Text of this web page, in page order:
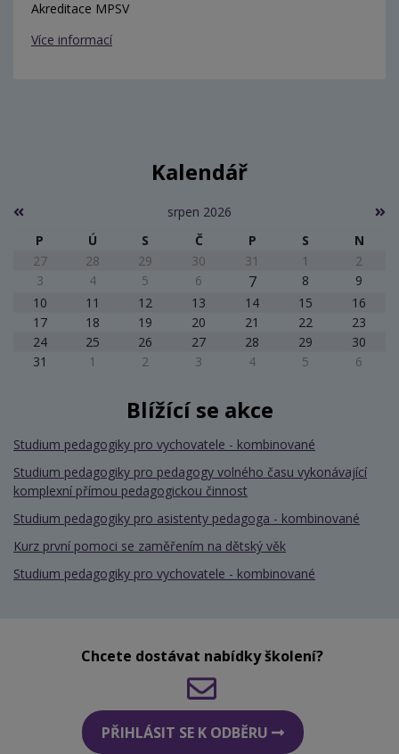
Akreditace MPSV
Více informací
Kalendář
srpen 2026
P
Ú S Č P S
N
27
28 29 30 31 1
2
3
4 5 6 7 8
9
10
11 12 13 14 15
16
17
18 19 20 21 22
23
24
25 26 27 28 29
30
31
1 2 3 4 5 6
Blížící se akce
Studium pedagogiky pro vychovatele - kombinované
Studium pedagogiky pro pedagogy volného času vykonávající
komplexní přímou pedagogickou činnost
Studium pedagogiky pro asistenty pedagoga - kombinované
Kurz první pomoci se zaměřením na dětský věk
Studium pedagogiky pro vychovatele - kombinované
Chcete dostávat nabídky školení?
PŘIHLÁSIT SE K ODBĚRU